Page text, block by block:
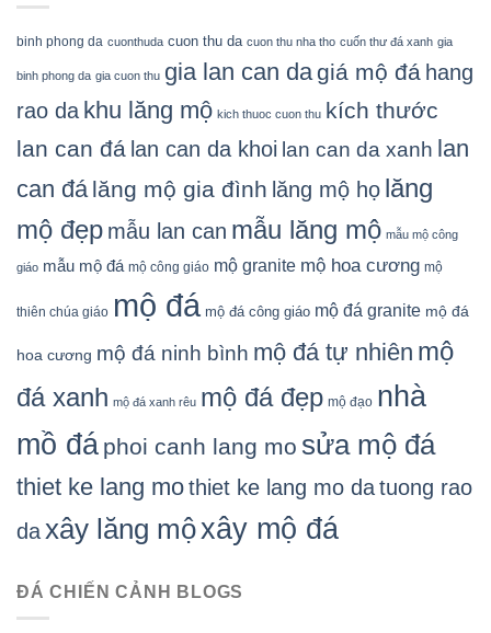
binh phong da cuonthuda cuon thu da cuon thu nha tho cuốn thư đá xanh gia
binh phong da gia cuon thu gia lan can dagiá mộ đá hang
rao da khu lăng mộ kich thuoc cuon thu kích thước
lan can đá lan can da khoi lan can da xanh lan
can đá lăng mộ gia đình lăng mộ họ lăng
mộ đẹp mẫu lan can mẫu lăng mộ mẫu mộ công
giáo mẫu mộ đá mộ công giáo mộ granite mộ hoa cương mộ
thiên chúa giáo mộ đá mộ đá công giáo mộ đá granite mộ đá
hoa cương mộ đá ninh bình mộ đá tự nhiên mộ
đá xanh mộ đá xanh rêu mộ đá đẹp mộ đạo nhà
mồ đá phoi canh lang mo sửa mộ đá
thiet ke lang mothiet ke lang mo datuong rao
daxây lăng mộxây mộ đá
ĐÁ CHIẾN CẢNH BLOGS